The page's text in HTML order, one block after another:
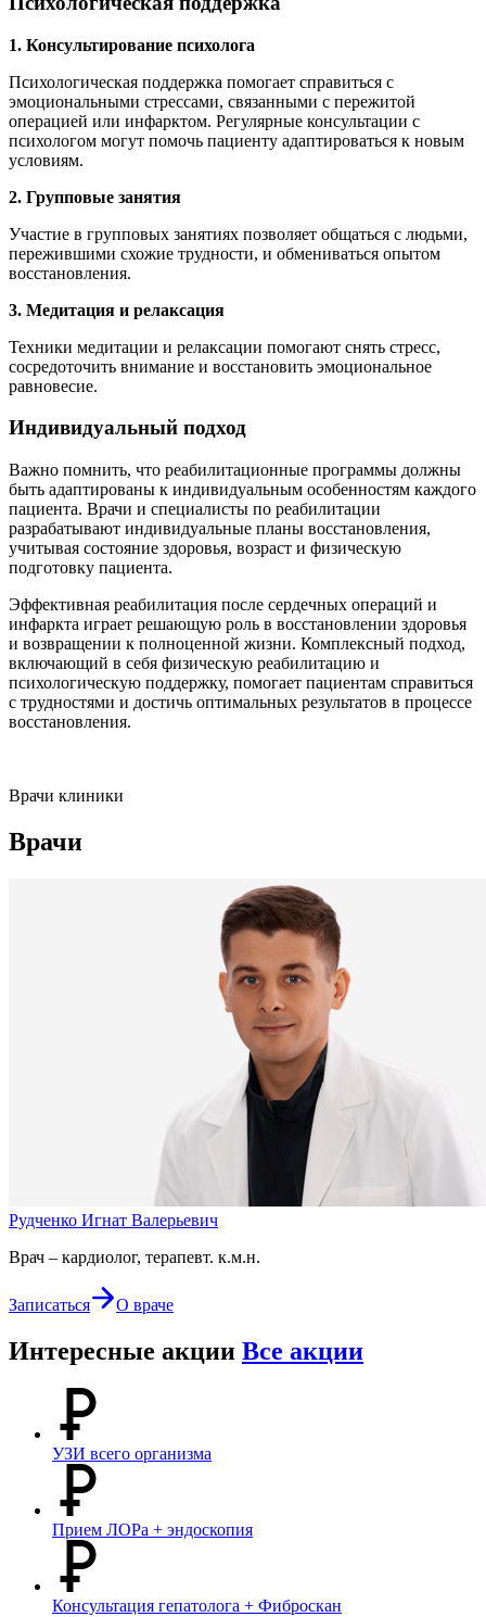
1. Консультирование психолога
Психологическая поддержка помогает справиться с
эмоциональными стрессами, связанными с пережитой
операцией или инфарктом. Регулярные консультации с
психологом могут помочь пациенту адаптироваться к новым
условиям.
2. Групповые занятия
Участие в групповых занятиях позволяет общаться с людьми,
пережившими схожие трудности, и обмениваться опытом
восстановления.
3. Медитация и релаксация
Техники медитации и релаксации помогают снять стресс,
сосредоточить внимание и восстановить эмоциональное
равновесие.
Индивидуальный подход
Важно помнить, что реабилитационные программы должны
быть адаптированы к индивидуальным особенностям каждого
пациента. Врачи и специалисты по реабилитации
разрабатывают индивидуальные планы восстановления,
учитывая состояние здоровья, возраст и физическую
подготовку пациента.
Эффективная реабилитация после сердечных операций и
инфаркта играет решающую роль в восстановлении здоровья
и возвращении к полноценной жизни. Комплексный подход,
включающий в себя физическую реабилитацию и
психологическую поддержку, помогает пациентам справиться
с трудностями и достичь оптимальных результатов в процессе
восстановления.
Врачи клиники
Врачи
Рудченко Игнат Валерьевич
Врач – кардиолог, терапевт. к.м.н.
Записаться О враче
Интересные акции Все акции
УЗИ всего организма
Прием ЛОРа + эндоскопия
Консультация гепатолога + Фиброскан